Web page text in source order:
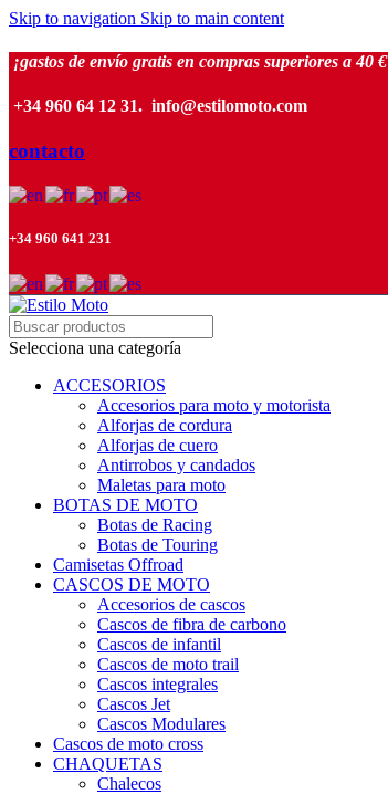
Skip to navigation Skip to main content
¡gastos de envío gratis en compras superiores a 40 €
+34 960 64 12 31. info@estilomoto.com
contacto
+34 960 641 231
Selecciona una categoría
ACCESORIOS
Accesorios para moto y motorista
Alforjas de cordura
Alforjas de cuero
Antirrobos y candados
Maletas para moto
BOTAS DE MOTO
Botas de Racing
Botas de Touring
Camisetas Offroad
CASCOS DE MOTO
Accesorios de cascos
Cascos de fibra de carbono
Cascos de infantil
Cascos de moto trail
Cascos integrales
Cascos Jet
Cascos Modulares
Cascos de moto cross
CHAQUETAS
Chalecos